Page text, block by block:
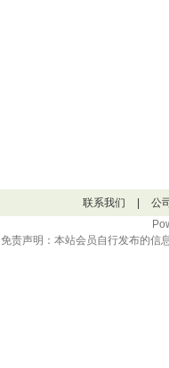
联系我们 公
免责声明：本站会员自行发布的信